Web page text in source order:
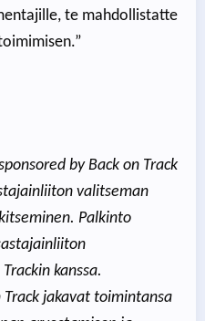
te mahdollistatte
by Back on Track
valitseman
Palkinto
kanssa.
jakavat toimintansa